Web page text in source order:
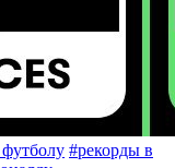
#рекорды в